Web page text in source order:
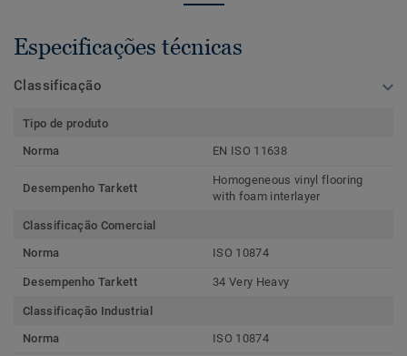
Especificações técnicas
Classificação
Tipo de produto
Norma
EN ISO 11638
Desempenho Tarkett
Homogeneous vinyl flooring
with foam interlayer
Classificação Comercial
Norma
ISO 10874
Desempenho Tarkett 34 Very Heavy
Classificação Industrial
Norma
ISO 10874